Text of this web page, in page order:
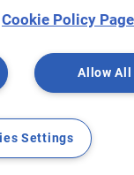
Cookie Policy Page
Allow All
Settings